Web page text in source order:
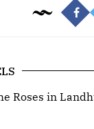
Roses in